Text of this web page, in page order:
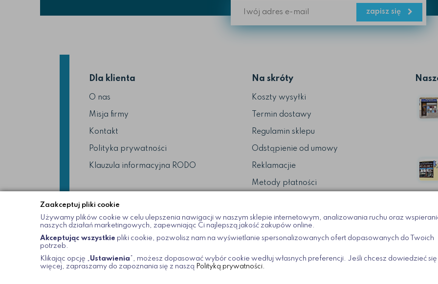
Zaakceptuj pliki cookie
Używamy plików cookie w celu ulepszenia nawigacji w naszym sklepie internetowym, analizowania ruchu oraz
naszych działań marketingowych, zapewniając Ci najlepszą jakość zakupów online.
Akceptując wszystkie pliki cookie, pozwolisz nam na wyświetlanie spersonalizowanych ofert dopasowanych do Twoich
potrzeb.
Klikając opcję „Ustawienia ”, możesz dopasować wybór cookie wedłuj własnych preferencji. Jeśli chcesz dowiedzieć się
więcej, zapraszamy do zapoznania się z naszą Polityką prywatności.
zapisz się
Dla klienta
O nas
Misja firmy
Kontakt
Polityka prywatności
Klauzula informacyjna RODO
Na skróty
Koszty wysyłki
Termin dostawy
Regulamin sklepu
Odstąpienie od umowy
Reklamacjie
Metody płatności
2021 © / Wszelkie Prawa Zastrzeżoneokularywnecie.pl